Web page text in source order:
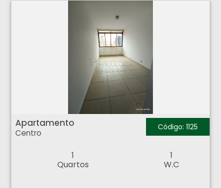
Apartamento - Centro - Ribeirão Preto
Apartamento
Centro
Código: 1125
1
Quartos
1
W.C